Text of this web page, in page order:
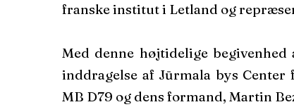
franske institut i Letland og
Med denne højtidelige
inddragelse af Jūrmala bys
MB D79 og dens formand, Martin